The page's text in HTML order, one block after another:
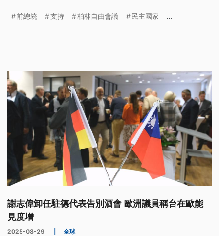
台議員會面交流。
前總統 支持 柏林自由會議 民主國家 ...
謝志偉卸任駐德代表告別酒會 歐洲議員稱台在歐能
見度增
2025-08-29 全球